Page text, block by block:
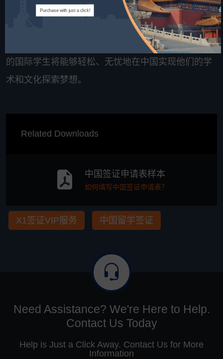
后还为Sarah提供了有关抵达中国后的实用建议，如
文化适应、住宿和安全等方面的信息，以帮助她更好
地适应即将到来的留学生活。通过我们的帮助，更多
的国际学生将能够轻松、无忧地在中国实现他们的学
术和文化探索梦想。
Related Downloads
中国签证申请表样本
如何填写中国签证申请表？
X1签证VIP服务 中国留学签证
Need Assistance? We're Here to Help.
Contact Us Today
Help is Just a Click Away. Contact Us for More
Information
Purchase with just a click!